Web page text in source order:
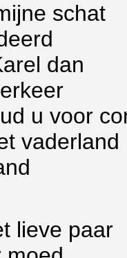
schat
dan
u voor
vaderland
lieve paar